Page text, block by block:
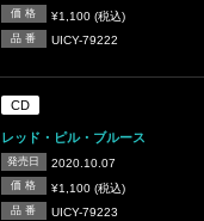
価 格 ¥1,100 (税込)
品 番 UICY-79222
CD
レッド・ピル・ブルース
発売日 2020.10.07
価 格 ¥1,100 (税込)
品 番 UICY-79223